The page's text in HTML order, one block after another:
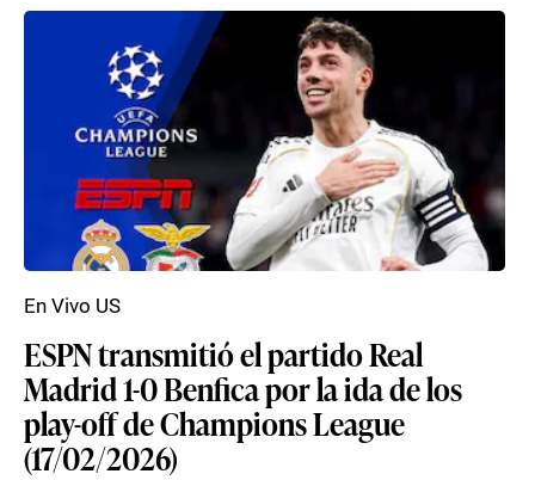
ESPN transmitió el partido Real
Madrid 1-0 Benfica por la ida de los
play-off de Champions League
(17/02/2026)
En Vivo US